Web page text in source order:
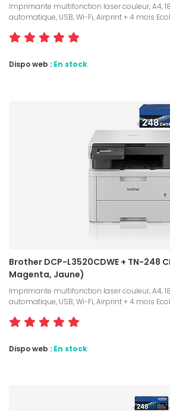
Imprimante multifonction laser couleur, A4,
automatique, USB, Wi-Fi, Airprint + 4 mois
Dispo web : En stock
Brother DCP-L3520CDWE + TN-248
Magenta, Jaune)
Imprimante multifonction laser couleur, A4,
automatique, USB, Wi-Fi, Airprint + 4 mois
Dispo web : En stock